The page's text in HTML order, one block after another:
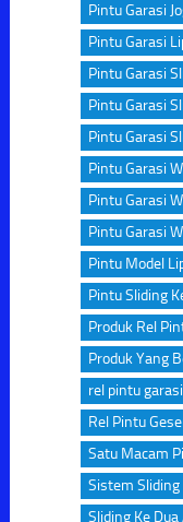
Pintu Garasi
Pintu Garasi
Pintu Garasi
Pintu Garasi
Pintu Garasi
Pintu Garasi
Pintu Garasi
Pintu Garasi
Pintu Model
Pintu Sliding
Produk Rel
Produk Yang
rel pintu garasi
Rel Pintu
Satu Macam
Sistem Sliding
Sliding Ke Dua